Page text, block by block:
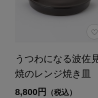
うつわになる波佐
焼のレンジ焼き皿
8,800円 （税込）